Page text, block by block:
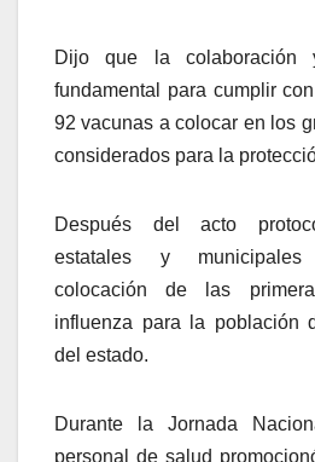
Dijo que la colaboración
fundamental para cumplir
92 vacunas a colocar en los
considerados para la
Después del acto
estatales y
colocación de las
influenza para la población
del estado.
Durante la Jornada
personal de salud